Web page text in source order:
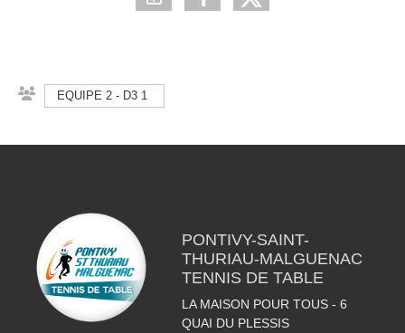
EQUIPE 2 - D3 1
PONTIVY-SAINT-
THURIAU-MALGUENAC
TENNIS DE TABLE
LA MAISON POUR TOUS - 6
QUAI DU PLESSIS